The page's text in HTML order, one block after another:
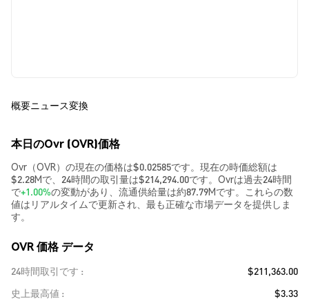
概要ニュース変換
本日のOvr (OVR)価格
Ovr（OVR）の現在の価格は$0.02585です。現在の時価総額は
$2.28Mで、24時間の取引量は$214,294.00です。Ovrは過去24時間
で+1.00%の変動があり、流通供給量は約87.79Mです。これらの数
値はリアルタイムで更新され、最も正確な市場データを提供しま
す。
OVR 価格 データ
24時間取引です
$211,363.00
史上最高値
$3.33